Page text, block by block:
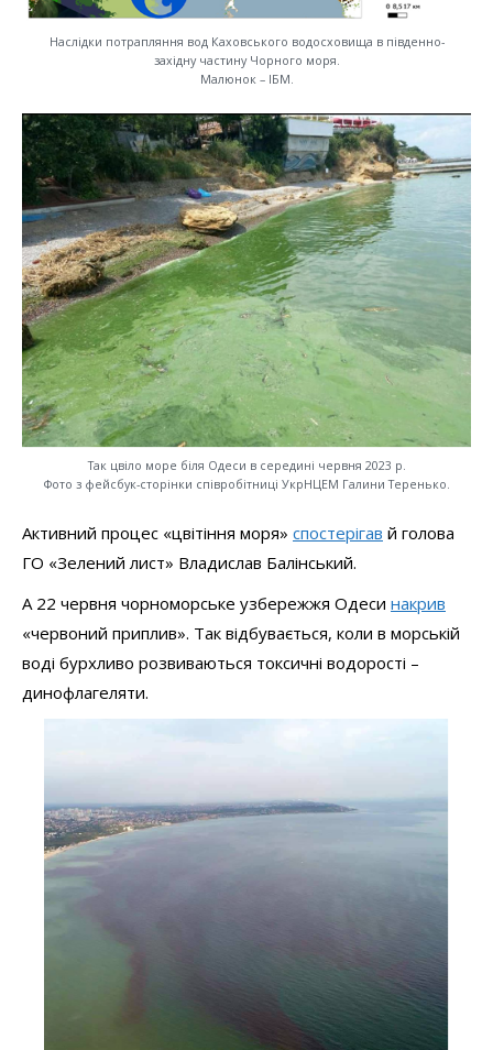
Наслідки потрапляння вод Каховського водосховища в південно-
західну частину Чорного моря.
Малюнок – ІБМ.
Так цвіло море біля Одеси в середині червня 2023 р.
Фото з фейсбук-сторінки співробітниці УкрНЦЕМ Галини Теренько.
Активний процес «цвітіння моря» спостерігав й голова
ГО «Зелений лист» Владислав Балінський.
А 22 червня чорноморське узбережжя Одеси накрив
«червоний приплив». Так відбувається, коли в морській
воді бурхливо розвиваються токсичні водорості –
динофлагеляти.